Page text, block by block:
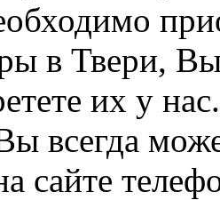
в Твери,
их у
всегда
сайте